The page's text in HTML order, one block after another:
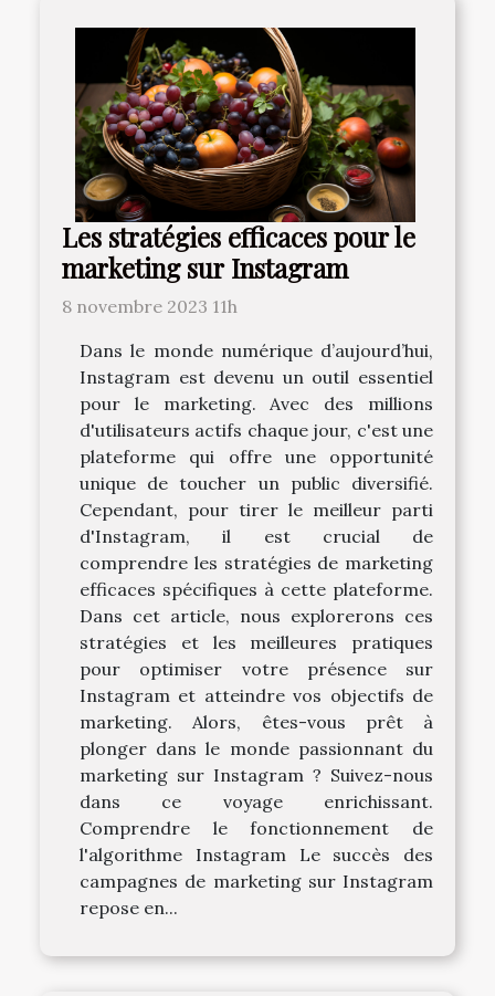
Les stratégies efficaces pour le
marketing sur Instagram
8 novembre 2023 11h
Dans le monde numérique d’aujourd’hui,
Instagram est devenu un outil essentiel
pour le marketing. Avec des millions
d'utilisateurs actifs chaque jour, c'est une
plateforme qui offre une opportunité
unique de toucher un public diversifié.
Cependant, pour tirer le meilleur parti
d'Instagram, il est crucial de
comprendre les stratégies de marketing
efficaces spécifiques à cette plateforme.
Dans cet article, nous explorerons ces
stratégies et les meilleures pratiques
pour optimiser votre présence sur
Instagram et atteindre vos objectifs de
marketing. Alors, êtes-vous prêt à
plonger dans le monde passionnant du
marketing sur Instagram ? Suivez-nous
dans ce voyage enrichissant.
Comprendre le fonctionnement de
l'algorithme Instagram Le succès des
campagnes de marketing sur Instagram
repose en...